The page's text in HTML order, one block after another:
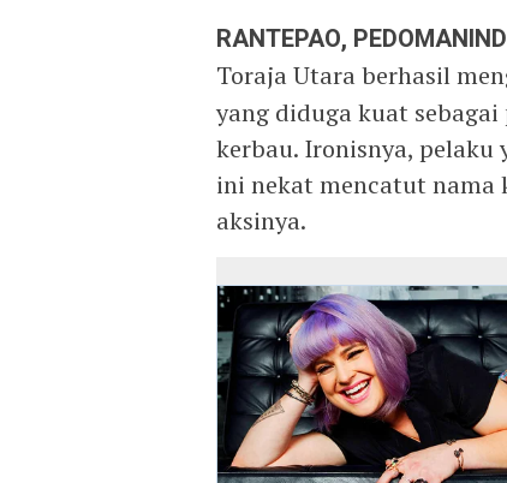
RANTEPAO,
Toraja Utara berhasil
yang diduga kuat
kerbau. Ironisnya, pelaku
ini nekat mencatut nama
aksinya.